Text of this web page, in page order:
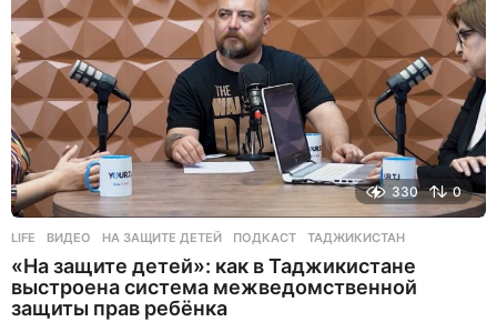
330 0
LIFE ВИДЕО ,НА ЗАЩИТЕ ДЕТЕЙ ,ПОДКАСТ ,ТАДЖИКИСТАН
«На защите детей»: как в Таджикистане
выстроена система межведомственной
защиты прав ребёнка